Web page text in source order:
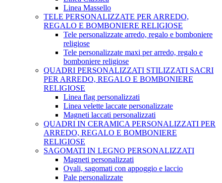
Linea Massello
TELE PERSONALIZZATE PER ARREDO,
REGALO E BOMBONIERE RELIGIOSE
Tele personalizzate arredo, regalo e bomboniere
religiose
Tele personalizzate maxi per arredo, regalo e
bomboniere religiose
QUADRI PERSONALIZZATI STILIZZATI SACRI
PER ARREDO, REGALO E BOMBONIERE
RELIGIOSE
Linea flag personalizzati
Linea velette laccate personalizzate
Magneti laccati personalizzati
QUADRI IN CERAMICA PERSONALIZZATI PER
ARREDO, REGALO E BOMBONIERE
RELIGIOSE
SAGOMATI IN LEGNO PERSONALIZZATI
Magneti personalizzati
Ovali, sagomati con appoggio e laccio
Pale personalizzate